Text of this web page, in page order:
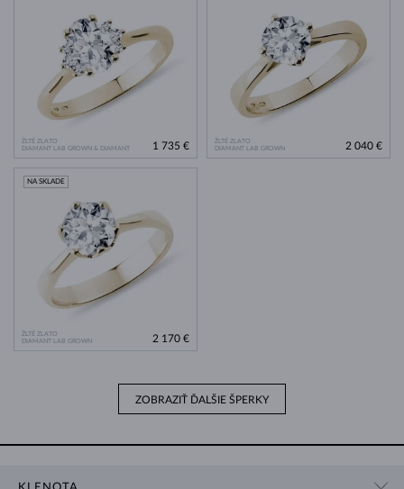
ŽLTÉ ZLATO
DIAMANT LAB GROWN & DIAMANT
1 735 €
ŽLTÉ ZLATO
DIAMANT LAB GROWN
2 040 €
ŽLTÉ ZLATO
DIAMANT LAB GROWN
NA SKLADE
2 170 €
ZOBRAZIŤ ĎALŠIE ŠPERKY